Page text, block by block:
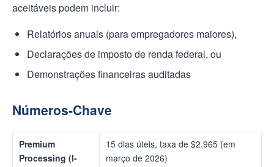
aceitáveis podem incluir:
Relatórios anuais (para empregadores maiores),
Declarações de imposto de renda federal, ou
Demonstrações financeiras auditadas
Números-Chave
Premium
Processing (I-
15 dias úteis, taxa de $2.965 (em
março de 2026)